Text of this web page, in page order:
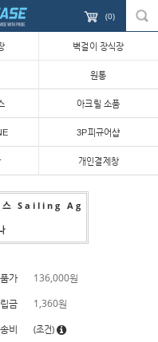
(0)
벽걸이 장식장
원통
아크릴 소품
3P피규어샵
개인결제창
스 Sailing Ag
가 136,000원
금
1,360원
비
(조건)